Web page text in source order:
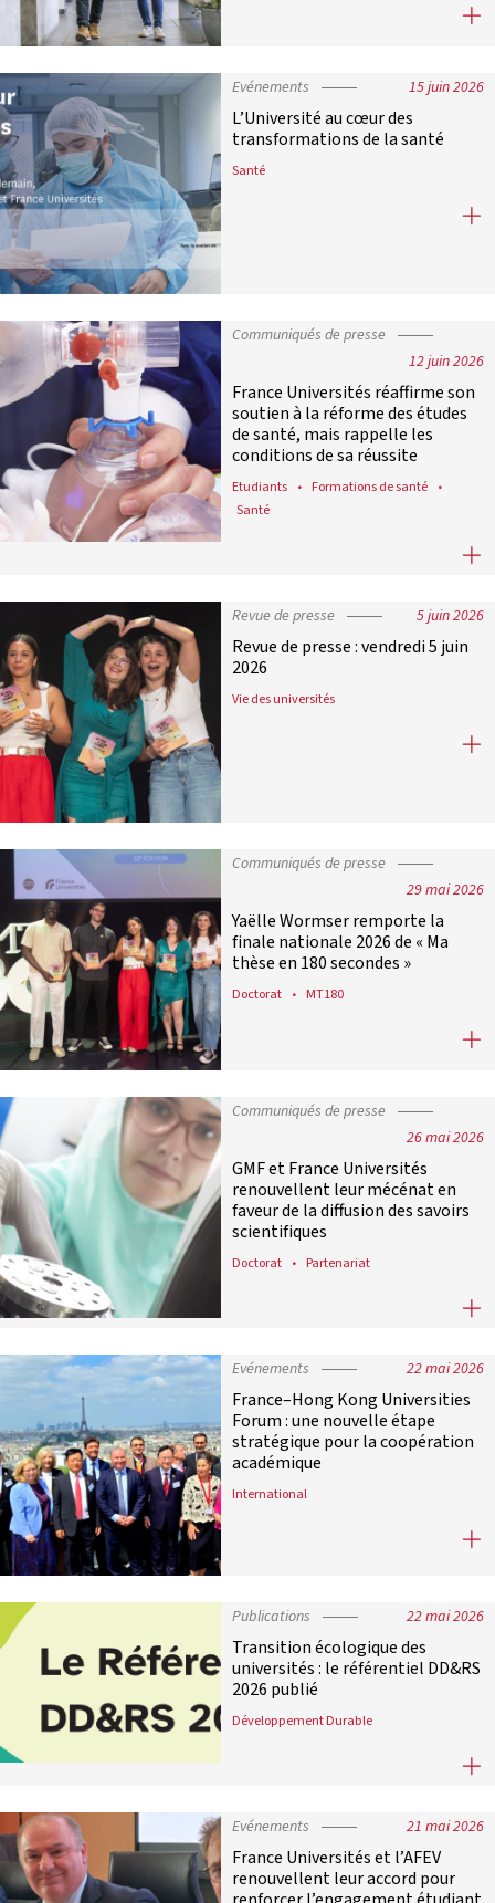
Insersup : un outil qui masque la
Evénements 15 juin 2026
L’Université au cœur des
transformations de la santé
Santé
L’Université au cœur des
Communiqués de presse
12 juin 2026
France Universités réaffirme son
soutien à la réforme des études
de santé, mais rappelle les
conditions de sa réussite
Etudiants
Formations de santé
Santé
France Universités réaffirme son
Revue de presse 5 juin 2026
Revue de presse : vendredi 5 juin
2026
Vie des universités
Revue de presse : vendredi 5 juin
Communiqués de presse
29 mai 2026
Yaëlle Wormser remporte la
finale nationale 2026 de « Ma
thèse en 180 secondes »
Doctorat MT180
Yaëlle Wormser remporte la
Communiqués de presse
26 mai 2026
GMF et France Universités
renouvellent leur mécénat en
faveur de la diffusion des savoirs
scientifiques
Doctorat Partenariat
GMF et France Universités
Evénements 22 mai 2026
France–Hong Kong Universities
Forum : une nouvelle étape
stratégique pour la coopération
académique
International
France–Hong Kong Universities
Publications 22 mai 2026
Transition écologique des
universités : le référentiel DD&RS
2026 publié
Développement Durable
Transition écologique des
Evénements 21 mai 2026
France Universités et l’AFEV
renouvellent leur accord pour